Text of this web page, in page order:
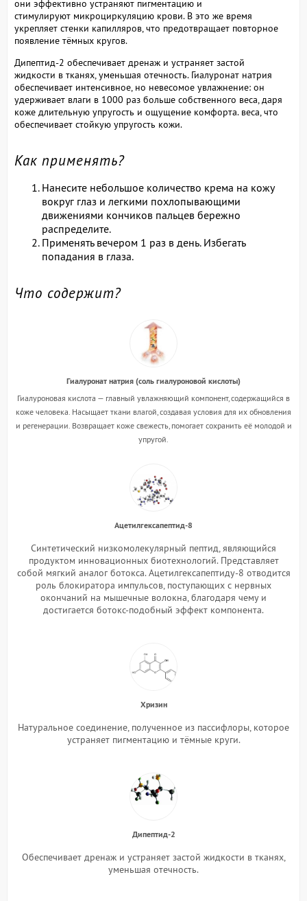
они эффективно устраняют пигментацию и
стимулируют микроциркуляцию крови. В это же время
укрепляет стенки капилляров, что предотвращает повторное
появление тёмных кругов.
Дипептид-2 обеспечивает дренаж и устраняет застой
жидкости в тканях, уменьшая отечность. Гиалуронат натрия
обеспечивает интенсивное, но невесомое увлажнение: он
удерживает влаги в 1000 раз больше собственного веса, даря
коже длительную упругость и ощущение комфорта. веса, что
обеспечивает стойкую упругость кожи.
Как применять?
Нанесите небольшое количество крема на кожу
вокруг глаз и легкими похлопывающими
движениями кончиков пальцев бережно
распределите.
Применять вечером 1 раз в день. Избегать
попадания в глаза.
Что содержит?
Гиалуронат натрия (соль гиалуроновой кислоты)
Гиалуроновая кислота — главный увлажняющий компонент, содержащийся в
коже человека. Насыщает ткани влагой, создавая условия для их обновления
и регенерации. Возвращает коже свежесть, помогает сохранить её молодой и
упругой.
Ацетилгексапептид-8
Синтетический низкомолекулярный пептид, являющийся
продуктом инновационных биотехнологий. Представляет
собой мягкий аналог ботокса. Ацетилгексапептиду-8 отводится
роль блокиратора импульсов, поступающих с нервных
окончаний на мышечные волокна, благодаря чему и
достигается ботокс-подобный эффект компонента.
Хризин
Натуральное соединение, полученное из пассифлоры, которое
устраняет пигментацию и тёмные круги.
Дипептид-2
Обеспечивает дренаж и устраняет застой жидкости в тканях,
уменьшая отечность.